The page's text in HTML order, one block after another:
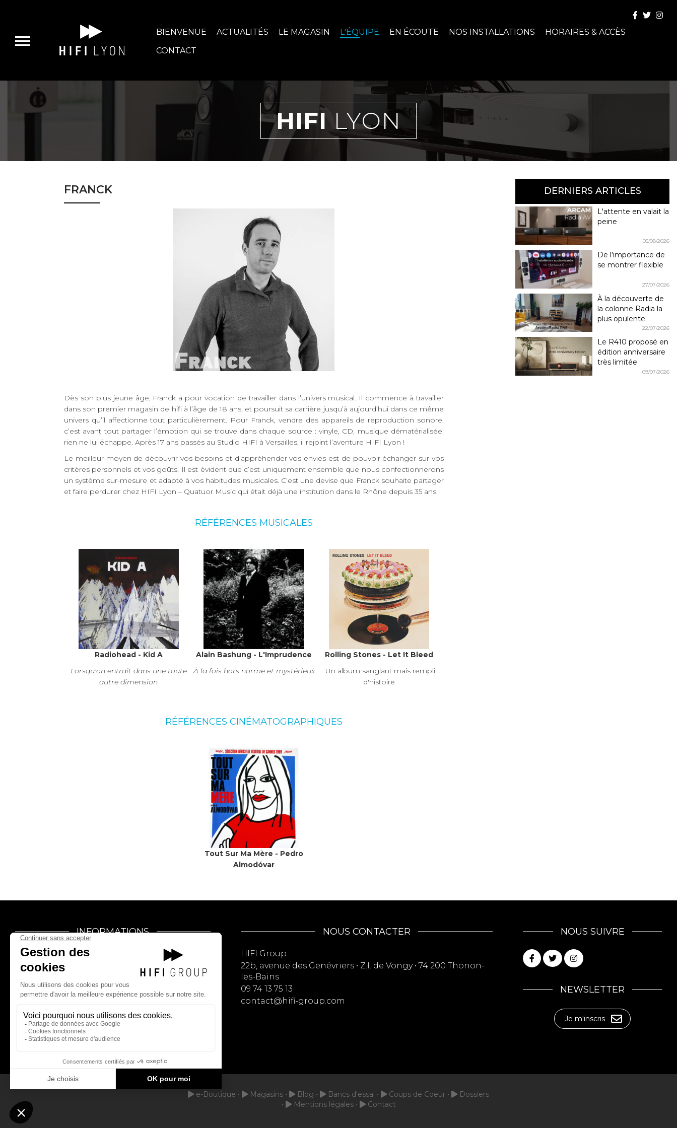
E-BOUTIQUE
MAGASINS
BIENVENUE ACTUALITÉS LE MAGASIN L'ÉQUIPE EN ÉCOUTE NOS INSTALLATIONS
HORAIRES & ACCÈS
CONTACT
HIFI LYON
FRANCK
Dès son plus jeune âge, Franck a pour vocation de travailler dans l’univers musical. Il commence à travailler
dans son premier magasin de hifi à l’âge de 18 ans, et poursuit sa carrière jusqu’à aujourd’hui dans ce même
univers qu’il affectionne tout particulièrement. Pour Franck, vendre des appareils de reproduction sonore,
c’est avant tout partager l’émotion qui se trouve dans chaque source : vinyle, CD, musique dématérialisée,
rien ne lui échappe. Après 17 ans passés au Studio HIFI à Versailles, il rejoint l’aventure HIFI Lyon !
Le meilleur moyen de découvrir vos besoins et d’appréhender vos envies est de pouvoir échanger sur vos
critères personnels et vos goûts. Il est évident que c’est uniquement ensemble que nous confectionnerons
un système sur-mesure et adapté à vos habitudes musicales. C’est une devise que Franck souhaite partager
et faire perdurer chez HIFI Lyon – Quatuor Music qui était déjà une institution dans le Rhône depuis 35 ans.
RÉFÉRENCES MUSICALES
Radiohead - Kid A
Lorsqu'on entrait dans une toute
autre dimension
Alain Bashung - L'Imprudence
À la fois hors norme et mystérieux
Rolling Stones - Let It Bleed
Un album sanglant mais rempli
d'histoire
RÉFÉRENCES CINÉMATOGRAPHIQUES
Tout Sur Ma Mère - Pedro
Almodóvar
DERNIERS ARTICLES
L'attente en valait la
peine
05/08/2026
De l'importance de
se montrer flexible
27/07/2026
À la découverte de
la colonne Radia la
plus opulente
22/07/2026
Le R410 proposé en
édition anniversaire
très limitée
09/07/2026
INFORMATIONS
e-Boutique
Magasins
Bancs d'essai
Dossiers
Mentions légales
Contact
NOUS CONTACTER
HIFI Group
22b, avenue des Genévriers • Z.I. de Vongy • 74 200 Thonon-
les-Bains
09 74 13 75 13
contact@hifi-group.com
NOUS SUIVRE
NEWSLETTER
Je m'inscris
e-Boutique Magasins Blog Bancs d'essai Coups de Coeur
Dossiers
Mentions légales
Contact